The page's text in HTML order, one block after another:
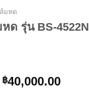
มหด
ด รุ่น BS-4522N
฿40,000.00